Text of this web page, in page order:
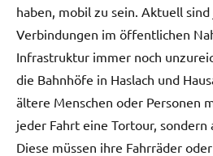
haben, mobil zu sein. Aktuell sind
Verbindungen im öffentlichen
Infrastruktur immer noch
die Bahnhöfe in Haslach und
ältere Menschen oder Personen
jeder Fahrt eine Tortour, sondern
Diese müssen ihre Fahrräder